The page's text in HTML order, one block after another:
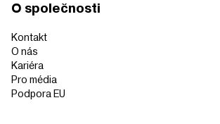
O společnosti
Kontakt
O nás
Kariéra
Pro média
Podpora EU